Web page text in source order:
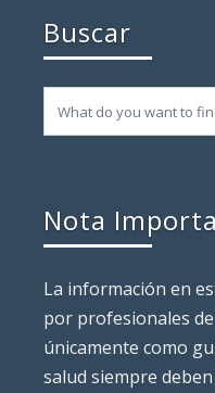
Buscar
Nota
La información en
por profesionales
únicamente como
salud siempre